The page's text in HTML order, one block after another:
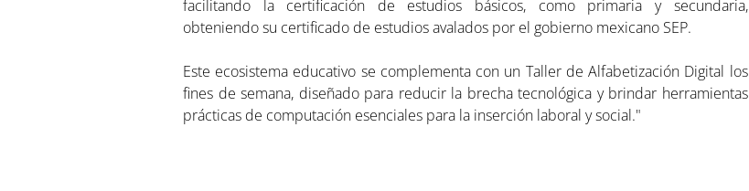
facilitando la certificación de estudios básicos, como primaria y secundaria,
obteniendo su certificado de estudios avalados por el gobierno mexicano SEP.
Este ecosistema educativo se complementa con un Taller de Alfabetización Digital los
fines de semana, diseñado para reducir la brecha tecnológica y brindar herramientas
prácticas de computación esenciales para la inserción laboral y social."